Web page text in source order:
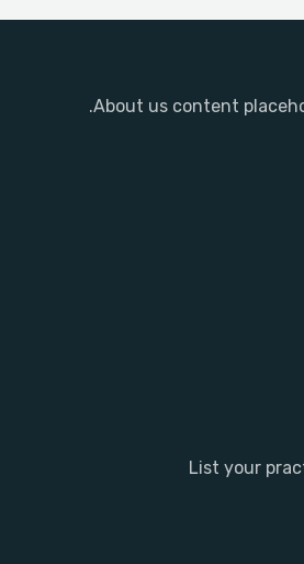
About us content
List your